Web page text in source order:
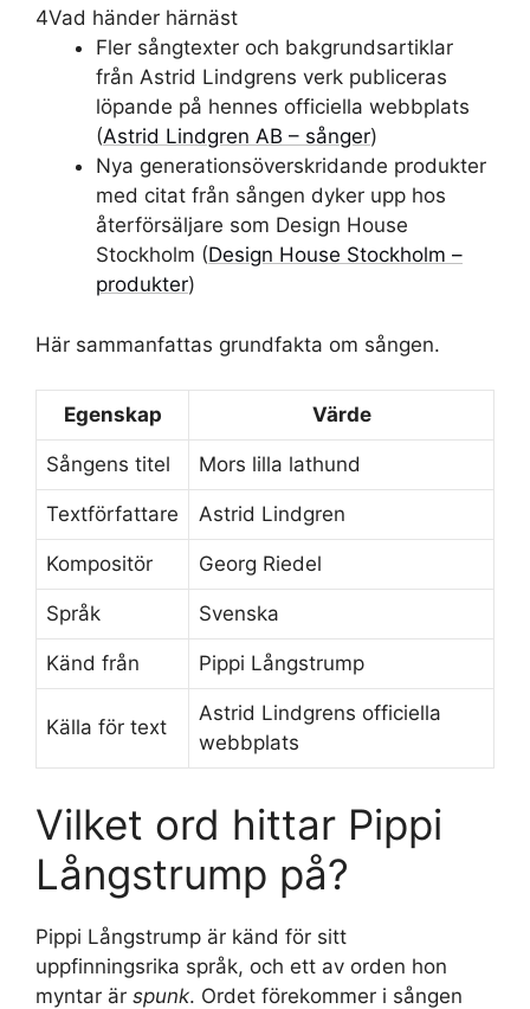
4Vad händer härnäst
Fler sångtexter och bakgrundsartiklar
från Astrid Lindgrens verk publiceras
löpande på hennes officiella webbplats
(Astrid Lindgren AB – sånger)
Nya generationsöverskridande produkter
med citat från sången dyker upp hos
återförsäljare som Design House
Stockholm (Design House Stockholm –
produkter)
Här sammanfattas grundfakta om sången.
Egenskap Värde
Sångens titel Mors lilla lathund
Textförfattare Astrid Lindgren
Kompositör Georg Riedel
Språk Svenska
Känd från Pippi Långstrump
Källa för text
Astrid Lindgrens officiella
webbplats
Vilket ord hittar Pippi
Långstrump på?
Pippi Långstrump är känd för sitt
uppfinningsrika språk, och ett av orden hon
myntar är spunk. Ordet förekommer i sången